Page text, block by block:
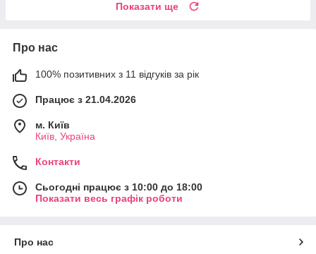
Показати ще
Про нас
100% позитивних з 11 відгуків за рік
Працює з 21.04.2026
м. Київ
Київ, Україна
Контакти
Сьогодні працює з 10:00 до 18:00
Показати весь графік роботи
Про нас